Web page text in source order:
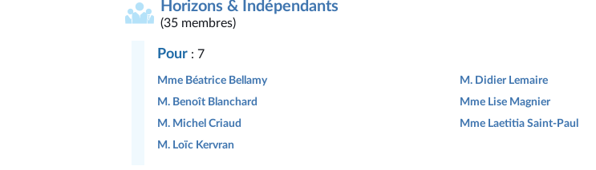
Horizons & Indépendants
(35 membres)
Pour : 7
Mme Béatrice Bellamy
M. Benoît Blanchard
M. Michel Criaud
M. Loïc Kervran
M. Didier Lemaire
Mme Lise Magnier
Mme Laetitia Saint-Paul